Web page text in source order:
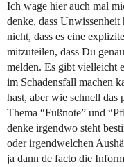
Ich wage hier auch mal
denke, dass
nicht, dass es eine
mitzuteilen, dass Du
melden. Es gibt vielleicht
im Schadensfall machen
hast, aber wie schnell das
Thema “Fußnote” und
denke irgendwo steht
oder irgendwelchen
ja dann de facto die